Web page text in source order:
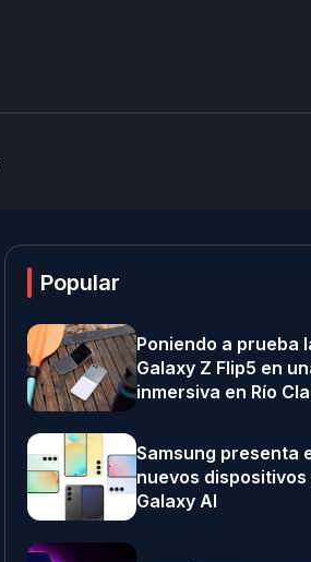
Popular
Poniendo a prueba
Galaxy Z Flip5 en
inmersiva en Río
Samsung presenta
nuevos
Galaxy AI